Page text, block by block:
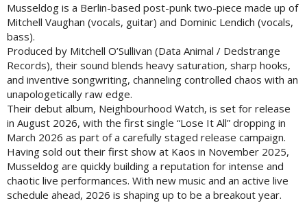
Musseldog is a Berlin-based post-punk two-piece made up of
Mitchell Vaughan (vocals, guitar) and Dominic Lendich (vocals,
bass).
Produced by Mitchell O’Sullivan (Data Animal / Dedstrange
Records), their sound blends heavy saturation, sharp hooks,
and inventive songwriting, channeling controlled chaos with an
unapologetically raw edge.
Their debut album, Neighbourhood Watch, is set for release
in August 2026, with the first single “Lose It All” dropping in
March 2026 as part of a carefully staged release campaign.
Having sold out their first show at Kaos in November 2025,
Musseldog are quickly building a reputation for intense and
chaotic live performances. With new music and an active live
schedule ahead, 2026 is shaping up to be a breakout year.